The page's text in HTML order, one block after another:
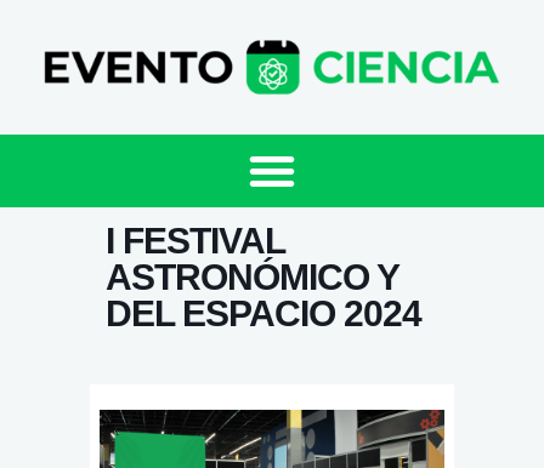
I FESTIVAL
ASTRONÓMICO Y
DEL ESPACIO 2024